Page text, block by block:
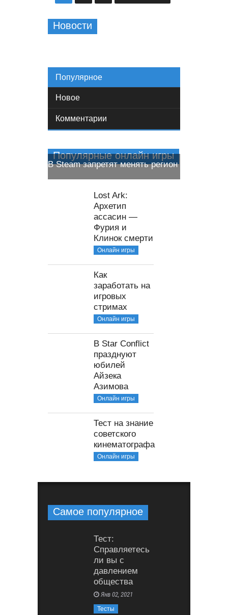
Новости
Популярное
Новое
Комментарии
Популярные онлайн игры
В Steam запретят менять регион
Lost Ark:
Архетип
ассасин —
Фурия и
Клинок смерти
Онлайн игры
Как
заработать на
игровых
стримах
Онлайн игры
В Star Conflict
празднуют
юбилей
Айзека
Азимова
Онлайн игры
Тест на знание
советского
кинематографа
Онлайн игры
Самое популярное
Тест:
Справляетесь
ли вы с
давлением
общества
Янв 02, 2021
Тесты